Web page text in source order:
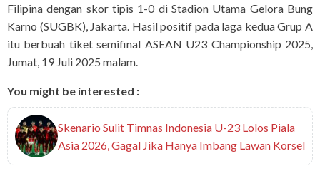
Filipina dengan skor tipis 1-0 di Stadion Utama Gelora Bung
Karno (SUGBK), Jakarta. Hasil positif pada laga kedua Grup A
itu berbuah tiket semifinal ASEAN U23 Championship 2025,
Jumat, 19 Juli 2025 malam.
You might be interested :
Skenario Sulit Timnas Indonesia U-23 Lolos Piala
Asia 2026, Gagal Jika Hanya Imbang Lawan Korsel